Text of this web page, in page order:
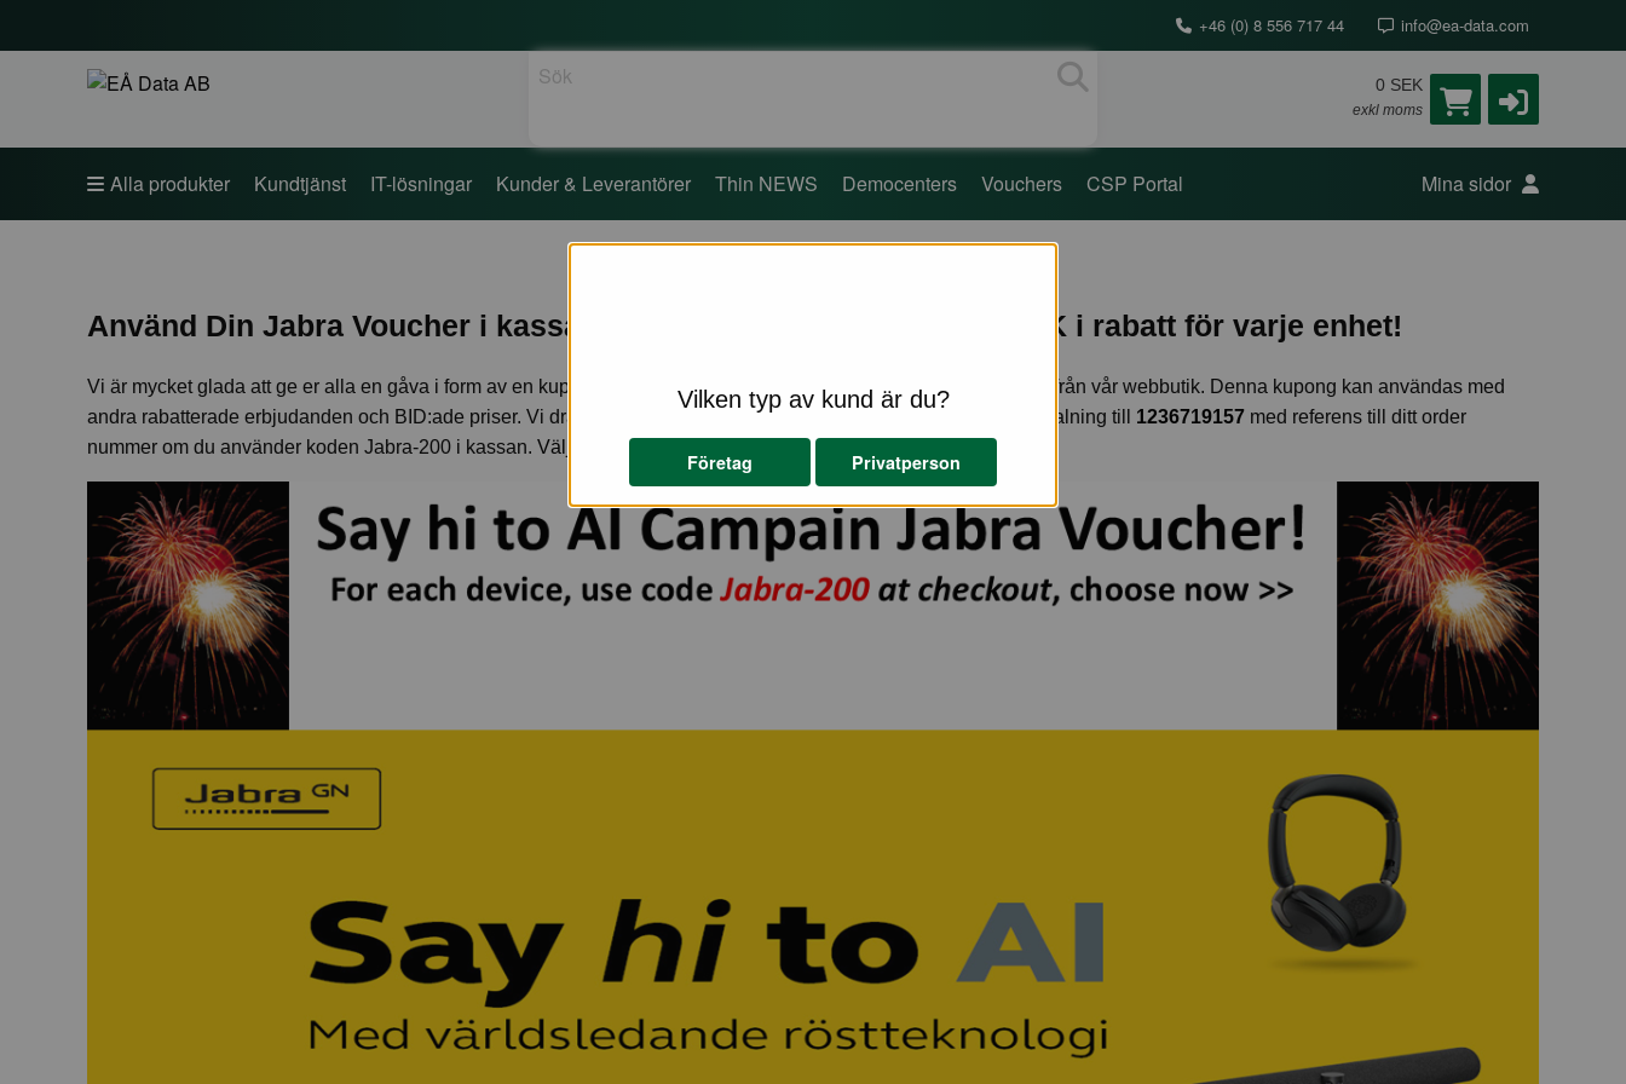
+46 (0) 8 556 717 44 info@ea-data.com
0 SEK
exkl moms
Sök
Alla produkter Kundtjänst IT-lösningar Kunder & Leverantörer Thin NEWS Democenters Vouchers CSP Portal Mina sidor
Använd Din Jabra Voucher i kassan vid utcheckning, du får 200 SEK i rabatt för varje enhet!
Vi är mycket glada att ge er alla en gåva i form av en kupong värd 200 kr per enhet vid köp av valfri Jabra produkt från vår webbutik. Denna kupong kan användas med
andra rabatterade erbjudanden och BID:ade priser. Vi drar av 200 kr för varje enhet på fakturan eller din swish betalning till 1236719157 med referens till ditt order
nummer om du använder koden Jabra-200 i kassan. Välj nu din favorit produkt från Jabra,
Vilken typ av kund är du?
Företag Privatperson